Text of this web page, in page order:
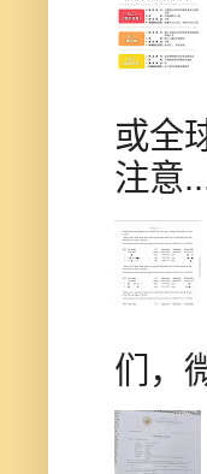
或全
注意
们，